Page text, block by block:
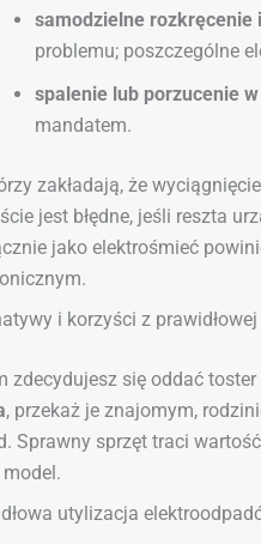
samodzielne rozkręcenie
problemu; poszczególne
spalenie lub porzucenie
mandatem.
zakładają, że
jest błędne, jeśli reszta
jako elektrośmieć
i korzyści z
zdecydujesz się oddać
, przekaż je znajomym,
Sprawny sprzęt traci
utylizacja